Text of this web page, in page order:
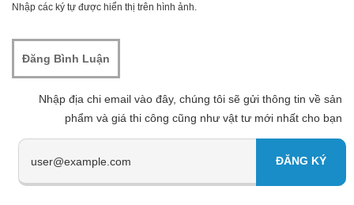
Nhập các ký tự được hiển thị trên hình ảnh.
Nhập địa chi email vào đây, chúng tôi sẽ gửi thông tin về sản
phẩm và giá thi công cũng như vật tư mới nhất cho bạn